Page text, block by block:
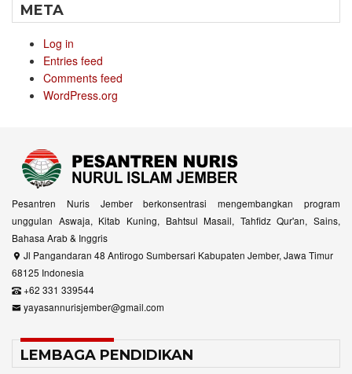
META
Log in
Entries feed
Comments feed
WordPress.org
Pesantren Nuris Jember berkonsentrasi mengembangkan program
unggulan Aswaja, Kitab Kuning, Bahtsul Masail, Tahfidz Qur'an, Sains,
Bahasa Arab & Inggris
Jl Pangandaran 48 Antirogo Sumbersari Kabupaten Jember, Jawa Timur
68125 Indonesia
+62 331 339544
yayasannurisjember@gmail.com
LEMBAGA PENDIDIKAN